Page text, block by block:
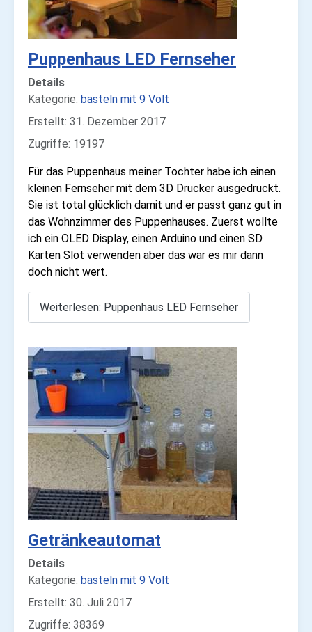
Puppenhaus LED Fernseher
Details
Kategorie: basteln mit 9 Volt
Erstellt: 31. Dezember 2017
Zugriffe: 19197
Für das Puppenhaus meiner Tochter habe ich einen
kleinen Fernseher mit dem 3D Drucker ausgedruckt.
Sie ist total glücklich damit und er passt ganz gut in
das Wohnzimmer des Puppenhauses. Zuerst wollte
ich ein OLED Display, einen Arduino und einen SD
Karten Slot verwenden aber das war es mir dann
doch nicht wert.
Weiterlesen: Puppenhaus LED Fernseher
Getränkeautomat
Details
Kategorie: basteln mit 9 Volt
Erstellt: 30. Juli 2017
Zugriffe: 38369